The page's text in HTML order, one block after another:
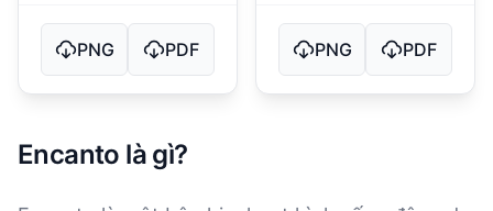
PNG PDF PNG PDF
Encanto là gì?